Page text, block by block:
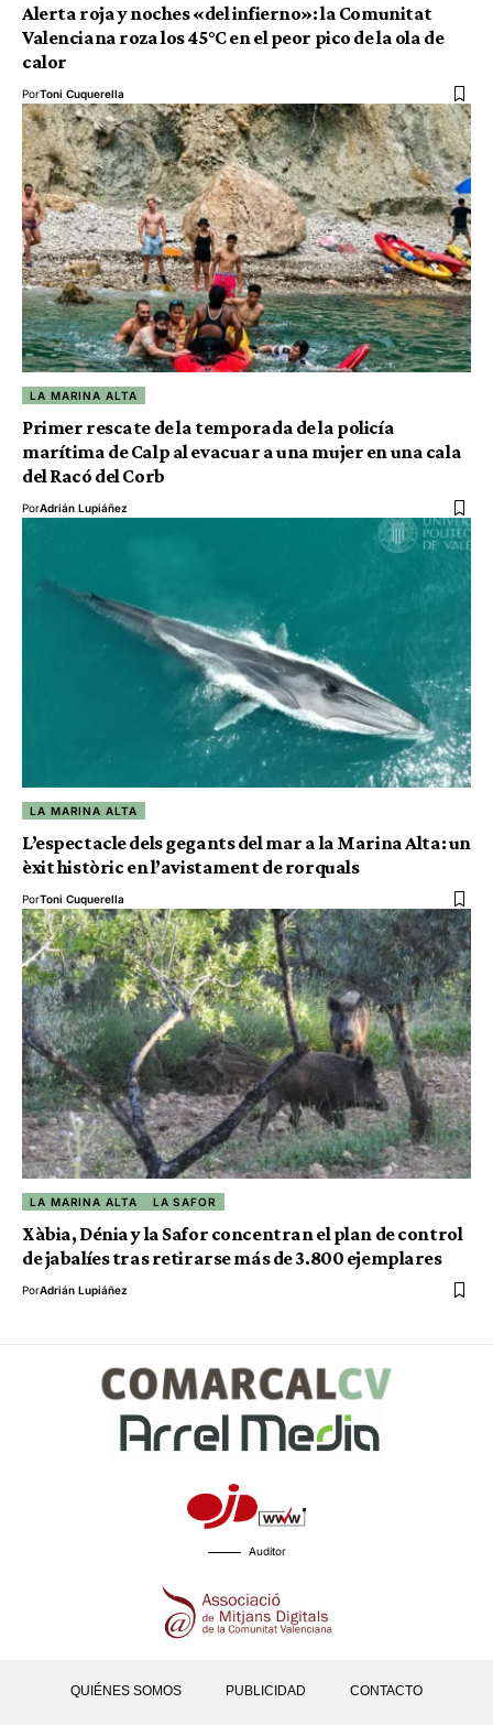
Alerta roja y noches «del infierno»: la Comunitat
Valenciana roza los 45°C en el peor pico de la ola de
calor
PorToni Cuquerella
LA MARINA ALTA
Primer rescate de la temporada de la policía
marítima de Calp al evacuar a una mujer en una cala
del Racó del Corb
PorAdrián Lupiáñez
LA MARINA ALTA
L’espectacle dels gegants del mar a la Marina Alta: un
èxit històric en l’avistament de rorquals
PorToni Cuquerella
LA MARINA ALTA LA SAFOR
Xàbia, Dénia y la Safor concentran el plan de control
de jabalíes tras retirarse más de 3.800 ejemplares
PorAdrián Lupiáñez
Auditor
QUIÉNES SOMOS PUBLICIDAD CONTACTO